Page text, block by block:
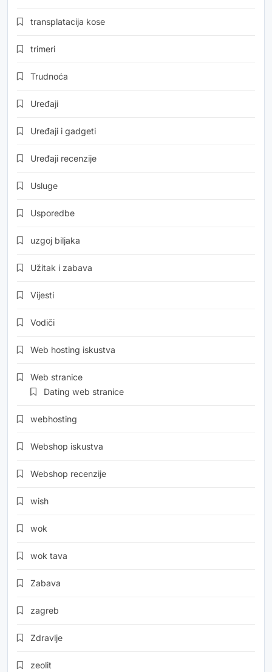
transplatacija kose
trimeri
Trudnoća
Uređaji
Uređaji i gadgeti
Uređaji recenzije
Usluge
Usporedbe
uzgoj biljaka
Užitak i zabava
Vijesti
Vodiči
Web hosting iskustva
Web stranice
Dating web stranice
webhosting
Webshop iskustva
Webshop recenzije
wish
wok
wok tava
Zabava
zagreb
Zdravlje
zeolit